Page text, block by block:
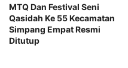
MTQ Dan Festival Seni
Qasidah Ke 55 Kecamatan
Simpang Empat Resmi
Ditutup